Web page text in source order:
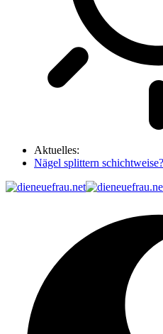
Aktuelles:
Nägel splittern